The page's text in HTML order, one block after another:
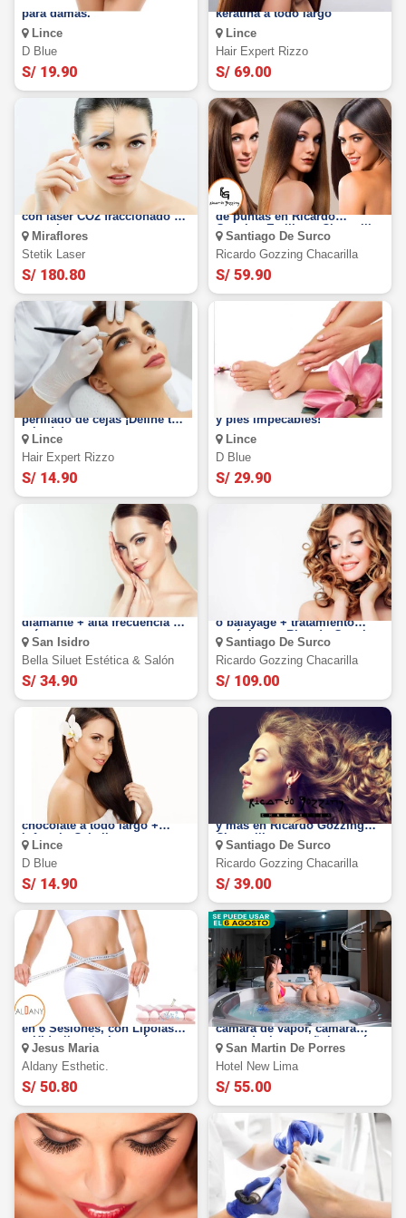
para damas.
Lince
D Blue
S/ 19.90
keratina a todo largo
Lince
Hair Expert Rizzo
S/ 69.00
Rejuvenecimiento full face
con láser CO2 fraccionado +
consulta
Miraflores
Stetik Laser
S/ 180.80
Alisado Gold Keratin + corte
de puntas en Ricardo
Gozzing Estilistas Chacarilla
Santiago De Surco
Ricardo Gozzing Chacarilla
S/ 59.90
Diseño + planchado +
perfilado de cejas ¡Define tu
mirada!
Lince
Hair Expert Rizzo
S/ 14.90
Manicure y pedicure. ¡Manos
y pies impecables!
Lince
D Blue
S/ 29.90
Limpieza facial + punta de
diamante + alta frecuencia y
más
San Isidro
Bella Siluet Estética & Salón
S/ 34.90
Tinte completo + iluminación
o balayage + tratamiento
orgánico en Ricardo Gozzing
Santiago De Surco
Ricardo Gozzing Chacarilla
S/ 109.00
Tratamiento capilar de
chocolate a todo largo +
infrarojo¡Cabello super
brilloso!
Lince
D Blue
S/ 14.90
Tinte completo + hidratación
y más en Ricardo Gozzing
Chacarilla.
Santiago De Surco
Ricardo Gozzing Chacarilla
S/ 39.00
Adelgazar con FULL BODY
en 6 Sesiones, con Lipolaser
+ Hidrolipoclasia y más
Jesus Maria
Aldany Esthetic.
S/ 50.80
Plan perfecto para 2: Sauna,
cámara de vapor, cámara
seca, ducha española y más
San Martin De Porres
Hotel New Lima
S/ 55.00